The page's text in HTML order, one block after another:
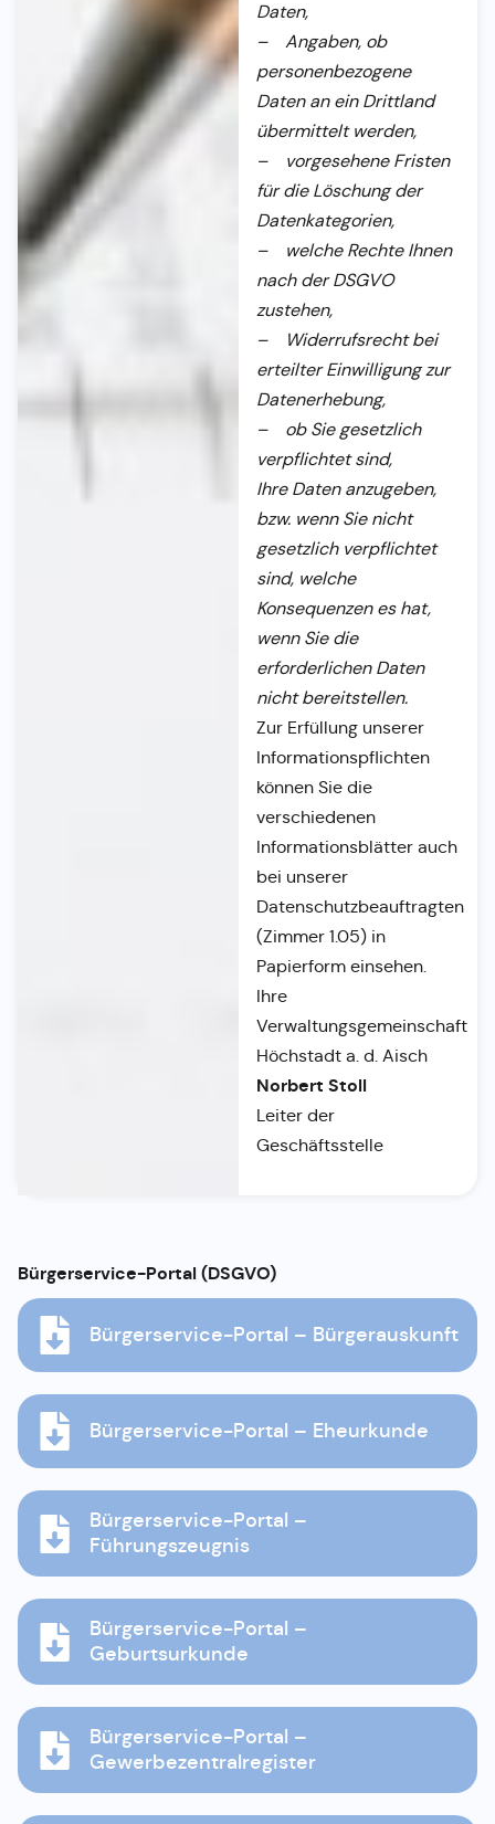
Daten,
– Angaben, ob
personenbezogene
Daten an ein Drittland
übermittelt werden,
– vorgesehene Fristen
für die Löschung der
Datenkategorien,
– welche Rechte Ihnen
nach der DSGVO
zustehen,
– Widerrufsrecht bei
erteilter Einwilligung zur
Datenerhebung,
– ob Sie gesetzlich
verpflichtet sind,
Ihre Daten anzugeben,
bzw. wenn Sie nicht
gesetzlich verpflichtet
sind, welche
Konsequenzen es hat,
wenn Sie die
erforderlichen Daten
nicht bereitstellen.
Zur Erfüllung unserer
Informationspflichten
können Sie die
verschiedenen
Informationsblätter auch
bei unserer
Datenschutzbeauftragten
(Zimmer 1.05) in
Papierform einsehen.
Ihre
Verwaltungsgemeinschaft
Höchstadt a. d. Aisch
Norbert Stoll
Leiter der
Geschäftsstelle
Bürgerservice-Portal (DSGVO)
Bürgerservice-Portal – Bürgerauskunft
Bürgerservice-Portal – Eheurkunde
Bürgerservice-Portal –
Führungszeugnis
Bürgerservice-Portal –
Geburtsurkunde
Bürgerservice-Portal –
Gewerbezentralregister